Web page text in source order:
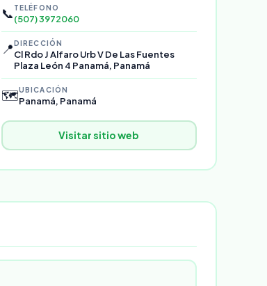
📞 TELÉFONO
(507) 3972060
📍DIRECCIÓN
Cl Rdo J Alfaro Urb V De Las Fuentes
Plaza León 4 Panamá, Panamá
🗺️UBICACIÓN
Panamá, Panamá
Visitar sitio web